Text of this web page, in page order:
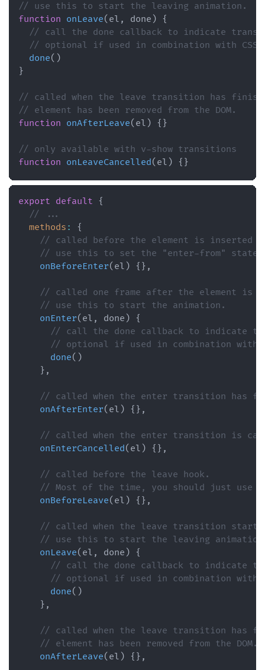
// use this to start the leaving animation.
function onLeave( el , done ) {
// call the done callback to indicate
// optional if used in combination with CSS
done( )
}
// called when the leave transition has
// element has been removed from the DOM.
function onAfterLeave( el ) { }
// only available with v-show transitions
function onLeaveCancelled( el ) { }
export default {
// ...
methods :
{
// called before the element is inserted
// use this to set the "enter-from" state
onBeforeEnter( el ) { } ,
// called one frame after the element is
// use this to start the animation.
onEnter( el , done ) {
// call the done callback to indicate
// optional if used in combination with
done( )
} ,
// called when the enter transition has
onAfterEnter( el ) { } ,
// called when the enter transition is
onEnterCancelled( el ) { } ,
// called before the leave hook.
// Most of the time, you should just use
onBeforeLeave( el ) { } ,
// called when the leave transition
// use this to start the leaving
onLeave( el , done ) {
// call the done callback to indicate
// optional if used in combination with
done( )
} ,
// called when the leave transition has
// element has been removed from the DOM.
onAfterLeave( el ) { } ,